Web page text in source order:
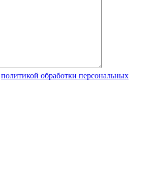
политикой обработки персональных